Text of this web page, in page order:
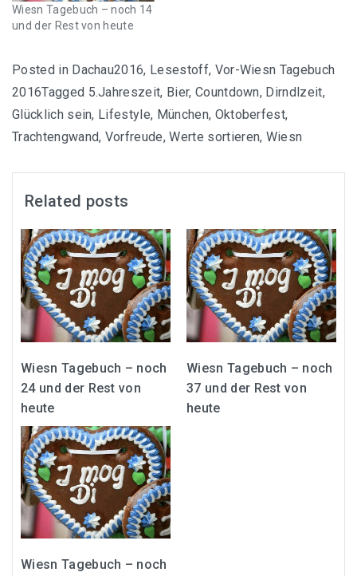
Wiesn Tagebuch – noch 14
und der Rest von heute
Posted in Dachau2016, Lesestoff, Vor-Wiesn Tagebuch
2016Tagged 5.Jahreszeit, Bier, Countdown, Dirndlzeit,
Glücklich sein, Lifestyle, München, Oktoberfest,
Trachtengwand, Vorfreude,Werte sortieren, Wiesn
Related posts
Wiesn Tagebuch – noch
24 und der Rest von
heute
Wiesn Tagebuch – noch
37 und der Rest von
heute
Wiesn Tagebuch – noch